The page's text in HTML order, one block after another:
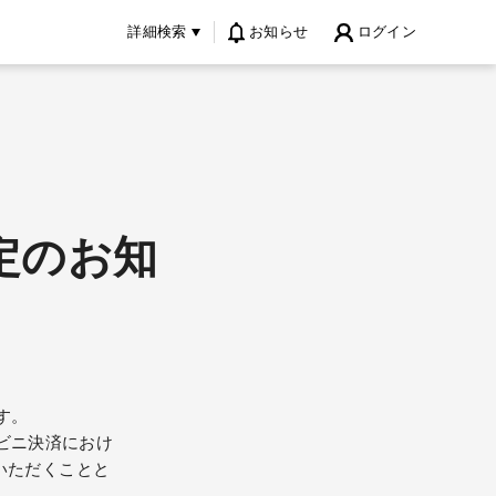
詳細検索 お知らせ ログイン
のお知
ニ決済におけ
だくことと